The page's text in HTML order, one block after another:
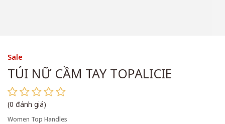
Sale
TÚI NỮ CẦM TAY TOPALICIE
(0 đánh giá)
Women Top Handles